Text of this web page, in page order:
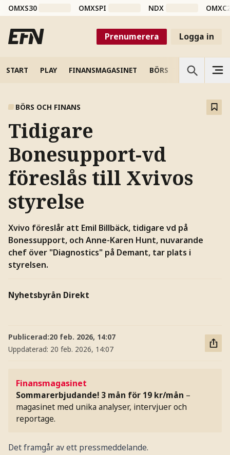
OMXS30 OMXSPI NDX
Prenumerera Logga in
START PLAY FINANSMAGASINET BÖRS VETENSKAP
BÖRS OCH FINANS
Tidigare
Bonesupport-vd
föreslås till Xvivos
styrelse
Xvivo föreslår att Emil Billbäck, tidigare vd på
Bonessupport, och Anne-Karen Hunt, nuvarande
chef över "Diagnostics" på Demant, tar plats i
styrelsen.
Nyhetsbyrån Direkt
Publicerad:20 feb. 2026, 14:07
Uppdaterad: 20 feb. 2026, 14:07
Finansmagasinet
Sommarerbjudande! 3 mån för 19 kr/mån –
magasinet med unika analyser, intervjuer och
reportage.
Det framgår av ett pressmeddelande.